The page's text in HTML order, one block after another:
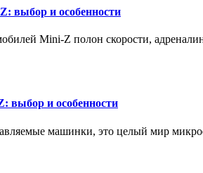
выбор и особенности
Mini-Z полон скорости,
выбор и особенности
машинки, это целый мир